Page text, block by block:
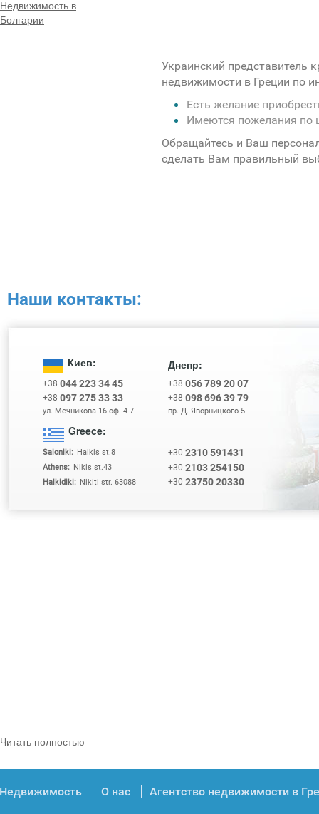
Недвижимость в
Болгарии
Украинский представитель
недвижимости в Греции по
Есть желание
Имеются пожелания по
Обращайтесь и Ваш
сделать Вам правильный
Наши контакты:
Киев: Днепр:
+38 044 223 34 45 +38 056 789 20 07
+38 097 275 33 33 +38 098 696 39 79
ул. Мечникова 16 оф. 4-7 пр. Д. Яворницкого 5
Greece:
Saloniki: Halkis st.8 +30 2310 591431
Athens: Nikis st.43 +30 2103 254150
Halkidiki: Nikiti str. 63088 +30 23750 20330
Читать полностью
Недвижимость О нас Агентство недвижимости в